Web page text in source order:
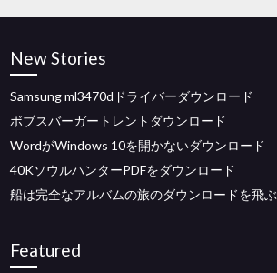
New Stories
Samsung ml3470dドライバーダウンロード
ボブスバーガートレントダウンロード
WordがWindows 10を開かないダウンロード
40KソウルハンターPDFをダウンロード
船は完全なアルバムの旅のダウンロードを飛ぶ
Featured